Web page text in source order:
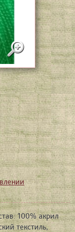
100% акрил
текстиль,